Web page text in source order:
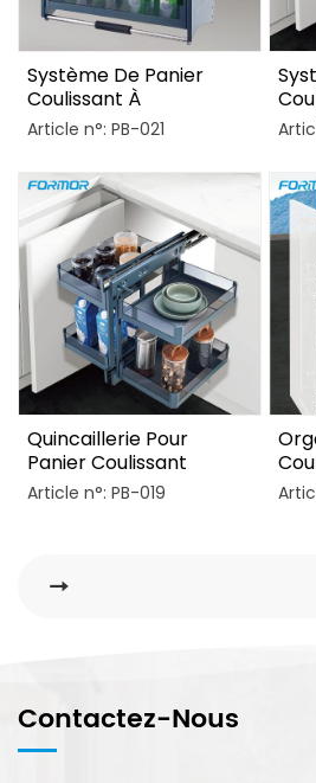
Système De Panier
Coulissant À
Abaissement En Verre
Article n°: PB-021
Quincaillerie Pour
Panier Coulissant
D'angle Mort De Cuisine
Article n°: PB-019
Contactez-Nous